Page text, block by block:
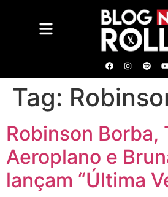
Tag:
Robinson Borba,
Aeroplano e
lançam “Última